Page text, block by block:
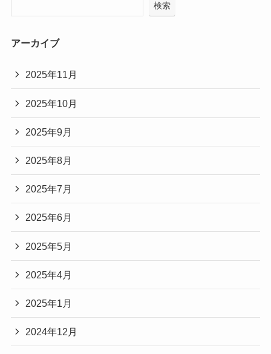
検索
アーカイブ
2025年11月
2025年10月
2025年9月
2025年8月
2025年7月
2025年6月
2025年5月
2025年4月
2025年1月
2024年12月